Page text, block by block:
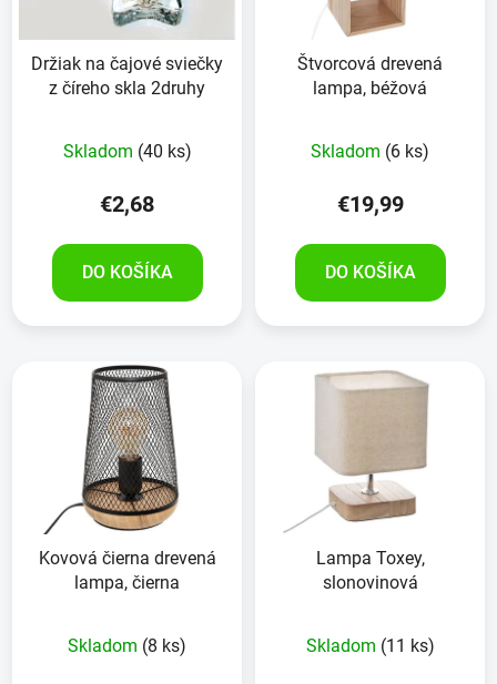
k
r
Držiak na čajové sviečky
z číreho skla 2druhy
Skladom (40 ks)
€2,68
DO KOŠÍKA
Štvorcová drevená
lampa, béžová
Skladom (6 ks)
€19,99
DO KOŠÍKA
Kovová čierna drevená
lampa, čierna
Skladom (8 ks)
Lampa Toxey,
slonovinová
Skladom (11 ks)